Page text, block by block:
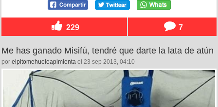
229 7
Me has ganado Misifú, tendré que darte la lata de atún
por elpitomehueleapimienta el 23 sep 2013, 04:10